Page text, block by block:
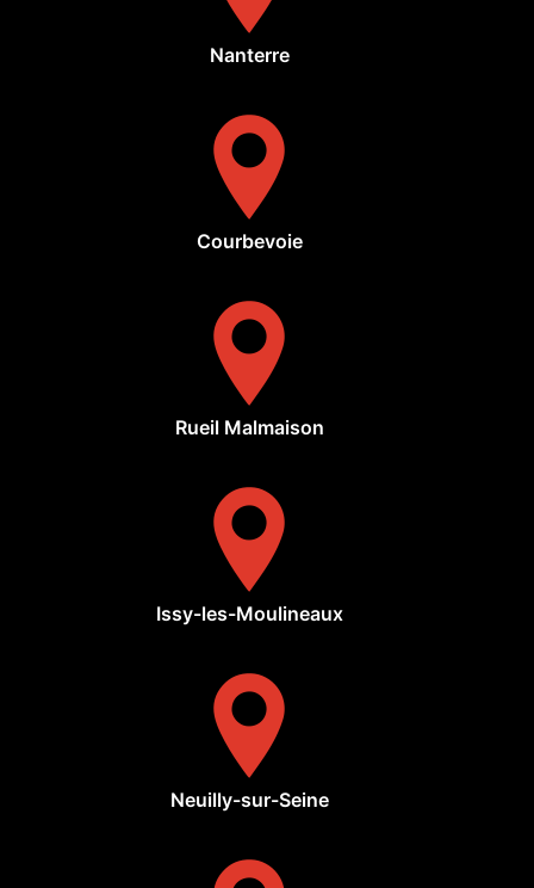
Nanterre
Courbevoie
Rueil Malmaison
Issy-les-Moulineaux
Neuilly-sur-Seine